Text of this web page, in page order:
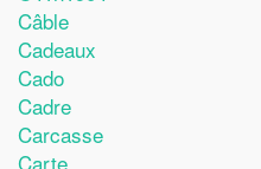
Câble
Cadeaux
Cado
Cadre
Carcasse
Carte